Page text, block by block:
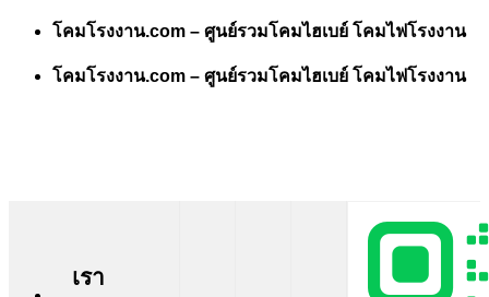
Skip
content
โคมโรงงาน.com – ศูนย์รวมโคมไฮเบย์ โคมไฟโรงงาน
โคมโรงงาน.com – ศูนย์รวมโคมไฮเบย์ โคมไฟโรงงาน
เรา